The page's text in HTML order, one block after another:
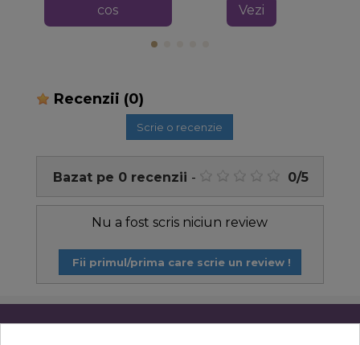
cos
Vezi
Recenzii (0)
Scrie o recenzie
Bazat pe 0recenzii - 0/5
Nu a fost scris niciun review
Fii primul/prima care scrie un review !